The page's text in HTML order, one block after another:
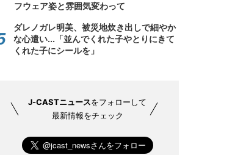
フウェア姿と雰囲気変わって
ダレノガレ明美、被災地炊き出しで細やか
な心遣い...「並んでくれた子やとりにきて
くれた子にシールを」
J-CASTニュースをフォローして
最新情報をチェック